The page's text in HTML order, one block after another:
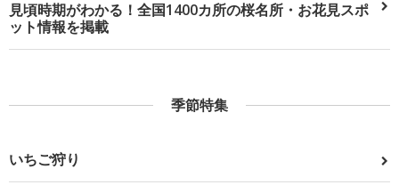
見頃時期がわかる！全国1400カ所の桜名所・お花見スポ
ット情報を掲載
季節特集
いちご狩り